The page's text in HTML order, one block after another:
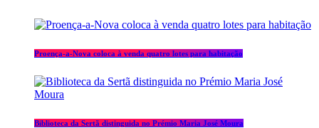
Proença-a-Nova coloca à venda quatro lotes para habitação
Biblioteca da Sertã distinguida no Prémio Maria José Moura